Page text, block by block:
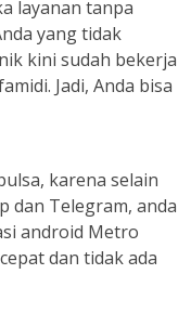
layanan tanpa
yang tidak
kini sudah bekerja
Jadi, Anda bisa
karena selain
dan Telegram, anda
android Metro
dan tidak ada